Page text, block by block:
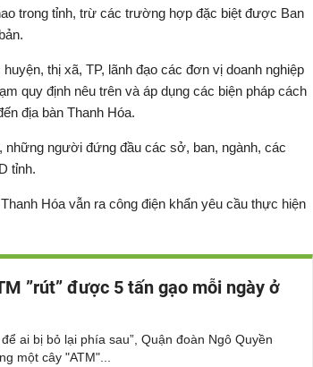
trong tỉnh, trừ các trường hợp đặc biệt được Ban
thị xã, TP, lãnh đạo các đơn vị doanh nghiệp
quy định nêu trên và áp dụng các biện pháp cách
địa bàn Thanh Hóa.
những người đứng đầu các sở, ban, ngành, các
tỉnh.
Hóa vẫn ra công điện khẩn yêu cầu thực hiện
”rút” được 5 tấn gạo mỗi ngày ở
ai bị bỏ lại phía sau”, Quận đoàn Ngô Quyền
một cây "ATM"...